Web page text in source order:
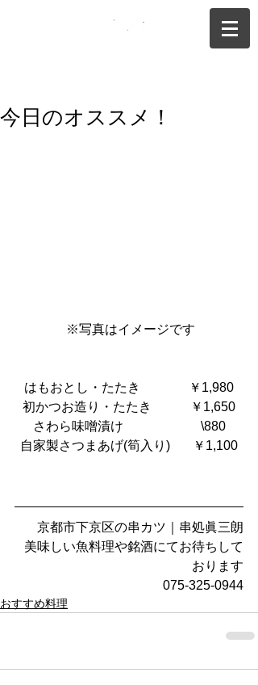
今日のオススメ！
※写真はイメージです
はもおとし・たたき　           ￥1,980
初かつお造り・たたき　        ￥1,650
さわら味噌漬け                        \880
自家製さつまあげ(筍入り)　   ￥1,100
京都市下京区の串カツ｜串処眞三朗
美味しい魚料理や銘酒にてお待ちして
おります
075-325-0944
おすすめ料理